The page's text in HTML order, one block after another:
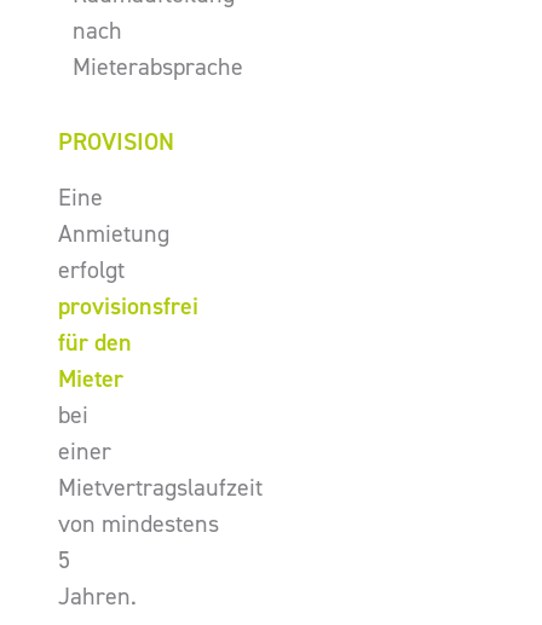
nach
Mieterabsprache
PROVISION
Eine
Anmietung
erfolgt
provisionsfrei
für den
Mieter
bei
einer
Mietvertragslaufzeit
von mindestens
5
Jahren.